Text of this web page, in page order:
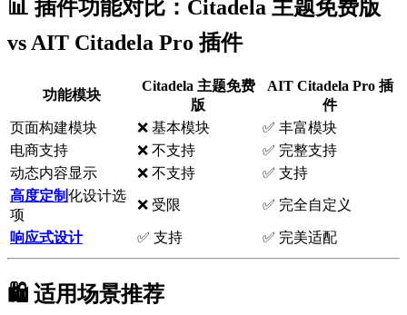
📊 插件功能对比：Citadela 主题免费版
vs AIT Citadela Pro 插件
功能模块
Citadela 主题免费
版
AIT Citadela Pro 插
件
页面构建模块
❌ 基本模块
✅ 丰富模块
电商支持
❌ 不支持
✅ 完整支持
动态内容显示
❌ 不支持
✅ 支持
高度定制化设计选
项
❌ 受限 ✅ 完全自定义
响应式设计 ✅ 支持 ✅ 完美适配
🛍️ 适用场景推荐